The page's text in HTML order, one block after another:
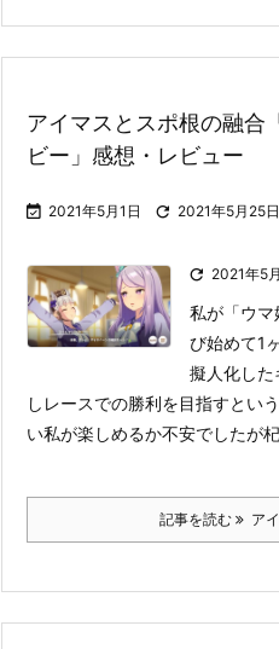
アイマスとスポ根の融合
ビー」感想・レビュー
 2021年5月1日  2021年5月25日
 2021年5
私が「ウ
び始めて1
擬人化し
しレースでの勝利を目指すとい
い私が楽しめるか不安でしたが杞
記事を読む ア